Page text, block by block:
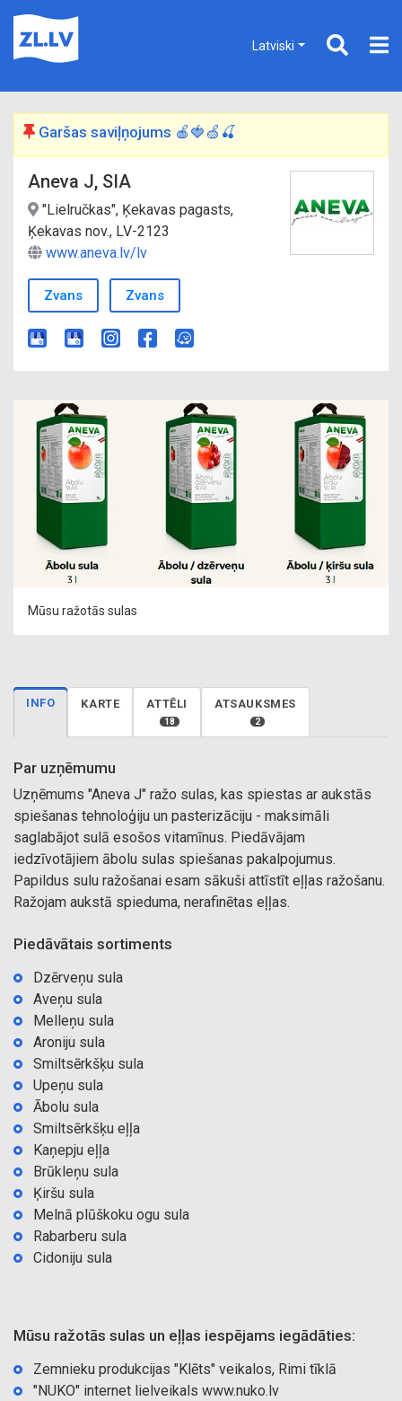
Latviski
Garšas saviļņojums 🍎🍓🍏🍒
Aneva J, SIA
"Lielručkas", Ķekavas pagasts,
Ķekavas nov., LV-2123
www.aneva.lv/lv
Zvans Zvans
Mūsu ražotās sulas
INFO KARTE ATTĒLI
18
ATSAUKSMES
2
Par uzņēmumu
Uzņēmums "Aneva J" ražo sulas, kas spiestas ar aukstās
spiešanas tehnoloģiju un pasterizāciju - maksimāli
saglabājot sulā esošos vitamīnus. Piedāvājam
iedzīvotājiem ābolu sulas spiešanas pakalpojumus.
Papildus sulu ražošanai esam sākuši attīstīt eļļas ražošanu.
Ražojam aukstā spieduma, nerafinētas eļļas.
Piedāvātais sortiments
Dzērveņu sula
Aveņu sula
Melleņu sula
Aroniju sula
Smiltsērkšķu sula
Upeņu sula
Ābolu sula
Smiltsērkšķu eļļa
Kaņepju eļļa
Brūkleņu sula
Ķiršu sula
Melnā plūškoku ogu sula
Rabarberu sula
Cidoniju sula
Mūsu ražotās sulas un eļļas iespējams iegādāties:
Zemnieku produkcijas "Klēts" veikalos, Rimi tīklā
"NUKO" internet lielveikals www.nuko.lv